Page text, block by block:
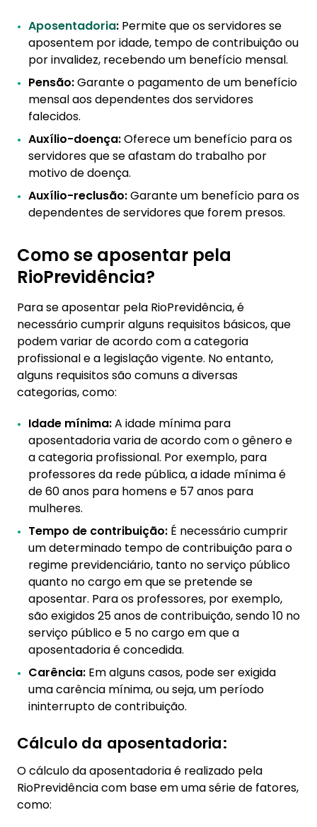
Aposentadoria: Permite que os servidores se
aposentem por idade, tempo de contribuição ou
por invalidez, recebendo um benefício mensal.
Pensão:Garante o pagamento de um benefício
mensal aos dependentes dos servidores
falecidos.
Auxílio-doença:Oferece um benefício para os
servidores que se afastam do trabalho por
motivo de doença.
Auxílio-reclusão:Garante um benefício para os
dependentes de servidores que forem presos.
Como se aposentar pela
RioPrevidência?
Para se aposentar pela RioPrevidência, é
necessário cumprir alguns requisitos básicos, que
podem variar de acordo com a categoria
profissional e a legislação vigente. No entanto,
alguns requisitos são comuns a diversas
categorias, como:
Idade mínima:A idade mínima para
aposentadoria varia de acordo com o gênero e
a categoria profissional. Por exemplo, para
professores da rede pública, a idade mínima é
de 60 anos para homens e 57 anos para
mulheres.
Tempo de contribuição: É necessário cumprir
um determinado tempo de contribuição para o
regime previdenciário, tanto no serviço público
quanto no cargo em que se pretende se
aposentar. Para os professores, por exemplo,
são exigidos 25 anos de contribuição, sendo 10 no
serviço público e 5 no cargo em que a
aposentadoria é concedida.
Carência: Em alguns casos, pode ser exigida
uma carência mínima, ou seja, um período
ininterrupto de contribuição.
Cálculo da aposentadoria:
O cálculo da aposentadoria é realizado pela
RioPrevidência com base em uma série de fatores,
como: